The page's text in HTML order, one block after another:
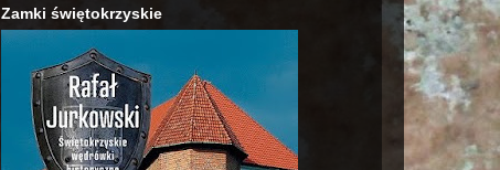
Zamki świętokrzyskie